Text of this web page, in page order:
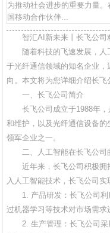
为推动社会进步的重要力量
国移动合作伙伴...
智汇AI新未来丨长飞公司
随着科技的飞速发展，
于光纤通信领域的知名企业
向。本文将为您详细介绍长
一、长飞公司简介
长飞公司成立于1988年
和维护，以及光纤通信设备
领军企业之一。
二、人工智能在长飞公司
近年来，长飞公司积极
入人工智能技术，长飞公司
1. 产品研发：长飞公司
过机器学习等技术对市场需求
2. 生产管理：长飞公司